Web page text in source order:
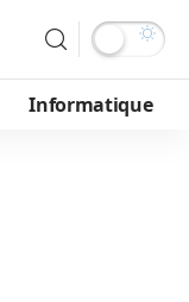
Informatique